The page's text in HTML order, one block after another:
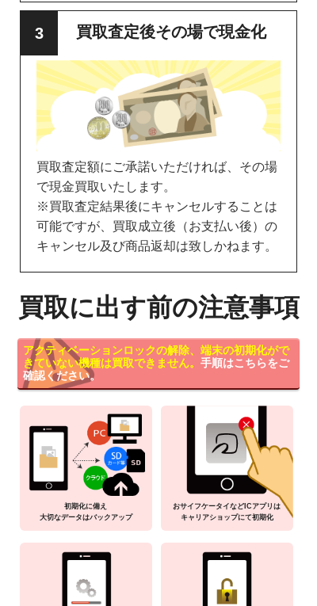
買取査定後その場で現金化
買取査定額にご承諾いただければ、その場
で現金買取いたします。
※買取査定結果後にキャンセルすることは
可能ですが、買取成立後（お支払い後）の
キャンセル及び商品返却は致しかねます。
買取に出す前の注意事項
アクティベーションロックの解除、端末の初期化がで
きていない機種は買取できません。 手順はこちらをご
確認ください。
初期化に備え
大切なデータはバックアップ
おサイフケータイなどICアプリは
キャリアショップにて初期化